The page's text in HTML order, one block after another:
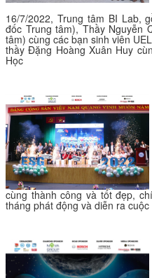
16/7/2022, Trung tâm BI Lab,
đốc Trung tâm), Thầy Nguyễn
tâm) cùng các bạn sinh viên
thầy Đặng Hoàng Xuân Huy
Học
cùng thành công và tốt đẹp,
tháng phát động và diễn ra cuộc